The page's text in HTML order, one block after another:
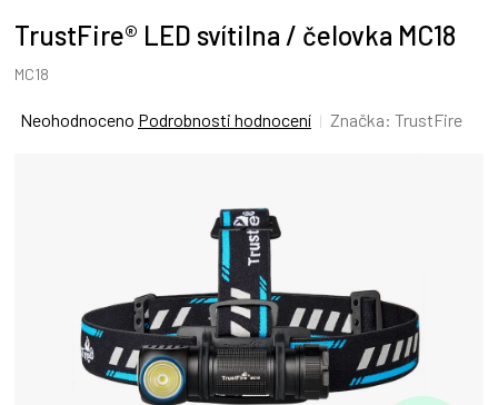
TrustFire® LED svítilna / čelovka MC18
MC18
Průměrné
Neohodnoceno Podrobnosti hodnocení Značka:TrustFire